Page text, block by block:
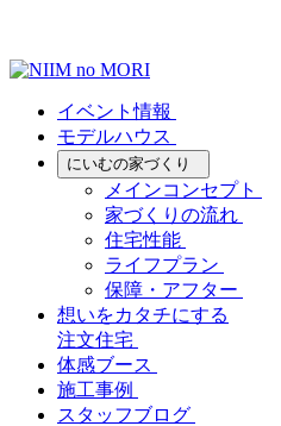
イベント情報
モデルハウス
にいむの家づくり
メインコンセプト
家づくりの流れ
住宅性能
ライフプラン
保障・アフター
想いをカタチにする
注文住宅
体感ブース
施工事例
スタッフブログ